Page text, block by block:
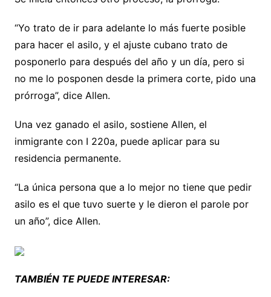
“Yo trato de ir para adelante lo más fuerte posible
para hacer el asilo, y el ajuste cubano trato de
posponerlo para después del año y un día, pero si
no me lo posponen desde la primera corte, pido una
prórroga”, dice Allen.
Una vez ganado el asilo, sostiene Allen, el
inmigrante con I 220a, puede aplicar para su
residencia permanente.
“La única persona que a lo mejor no tiene que pedir
asilo es el que tuvo suerte y le dieron el parole por
un año”, dice Allen.
TAMBIÉN TE PUEDE INTERESAR: